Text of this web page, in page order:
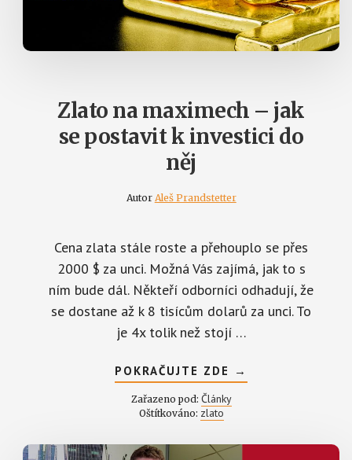
Zlato na maximech – jak
se postavit k investici do
něj
Autor Aleš Prandstetter
Cena zlata stále roste a přehouplo se přes
2000 $ za unci. Možná Vás zajímá, jak to s
ním bude dál. Někteří odborníci odhadují, že
se dostane až k 8 tisícům dolarů za unci. To
je 4x tolik než stojí …
POKRAČUJTE ZDE ABOUT
ZLATO
SE
→
Zařazeno pod: Články
Oštítkováno: zlato